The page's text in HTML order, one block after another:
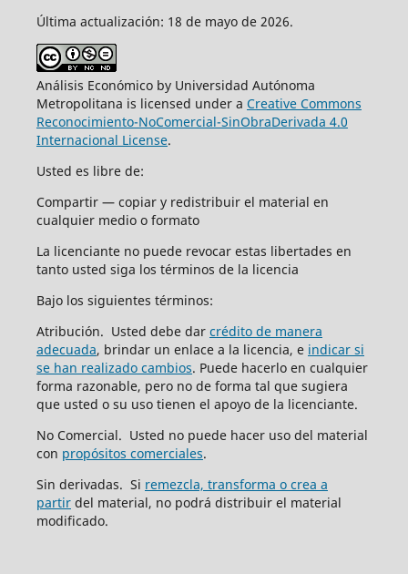
Última actualización: 18 de mayo de 2026.
Análisis Económico by Universidad Autónoma
Metropolitana is licensed under a Creative Commons
Reconocimiento-NoComercial-SinObraDerivada 4.0
Internacional License.
Usted es libre de:
Compartir — copiar y redistribuir el material en
cualquier medio o formato
La licenciante no puede revocar estas libertades en
tanto usted siga los términos de la licencia
Bajo los siguientes términos:
Atribución. Usted debe dar crédito de manera
adecuada, brindar un enlace a la licencia, e indicar si
se han realizado cambios. Puede hacerlo en cualquier
forma razonable, pero no de forma tal que sugiera
que usted o su uso tienen el apoyo de la licenciante.
No Comercial. Usted no puede hacer uso del material
con propósitos comerciales.
Sin derivadas. Si remezcla, transforma o crea a
partirdel material, no podrá distribuir el material
modificado.